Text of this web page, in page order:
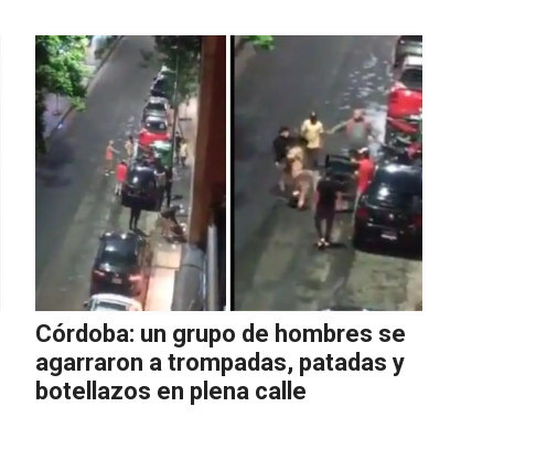
Córdoba: un grupo de hombres se
agarraron a trompadas, patadas y
botellazos en plena calle